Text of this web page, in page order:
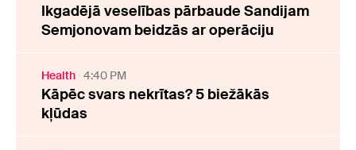
Ikgadējā veselības pārbaude Sandijam
Semjonovam beidzās ar operāciju
Health 4:40 PM
Kāpēc svars nekrītas? 5 biežākās
kļūdas